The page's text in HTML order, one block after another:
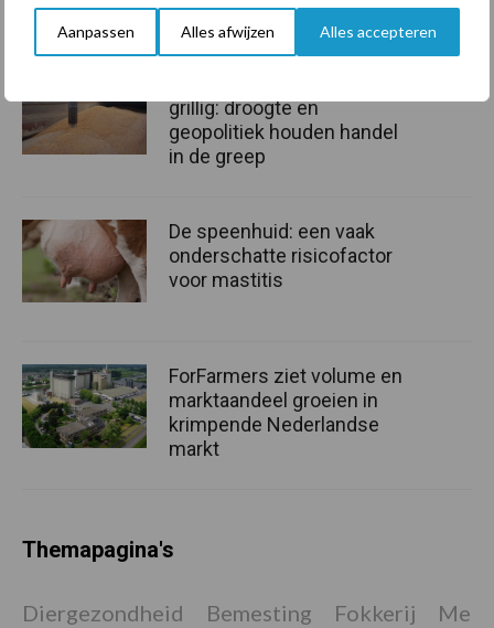
Aanpassen Alles afwijzen Alles accepteren
Aanbevolen voor jou!
grillig: droogte en
geopolitiek houden handel
in de greep
De speenhuid: een vaak
onderschatte risicofactor
voor mastitis
ForFarmers ziet volume en
marktaandeel groeien in
krimpende Nederlandse
markt
Themapagina's
Diergezondheid Bemesting Fokkerij